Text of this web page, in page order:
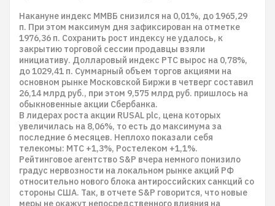
Накануне индекс ММВБ снизился на 0,01%, до 1965,29
п. При этом максимум дня зафиксирован на отметке
1976,36 п. Сохранить рост индексу не удалось, к
закрытию торговой сессии продавцы взяли
инициативу. Долларовый индекс РТС вырос на 0,78%,
до 1029,41 п. Суммарный объем торгов акциями на
основном рынке Московской Биржи в четверг составил
26,14 млрд руб., при этом 9,575 млрд руб. пришлось на
обыкновенные акции Сбербанка.
В лидерах роста акции RUSAL plc, цена которых
увеличилась на 8,06%, то есть до максимума за
последние 6 месяцев. Неплохо показали себя
телекомы: МТС +1,3%, Ростелеком +1,1%.
Рейтинговое агентство S&P вчера немного понизило
градус нервозности на локальном рынке акций РФ
относительно нового блока антироссийских санкций со
стороны США. Так, в отчете S&P говорится, что новые
меры не окажут непосредственного влияния на